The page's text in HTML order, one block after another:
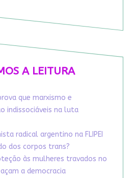
A LEITURA
que marxismo e
indissociáveis na luta
radical argentino na FLIPEI
dos corpos trans?
às mulheres travados no
a democracia